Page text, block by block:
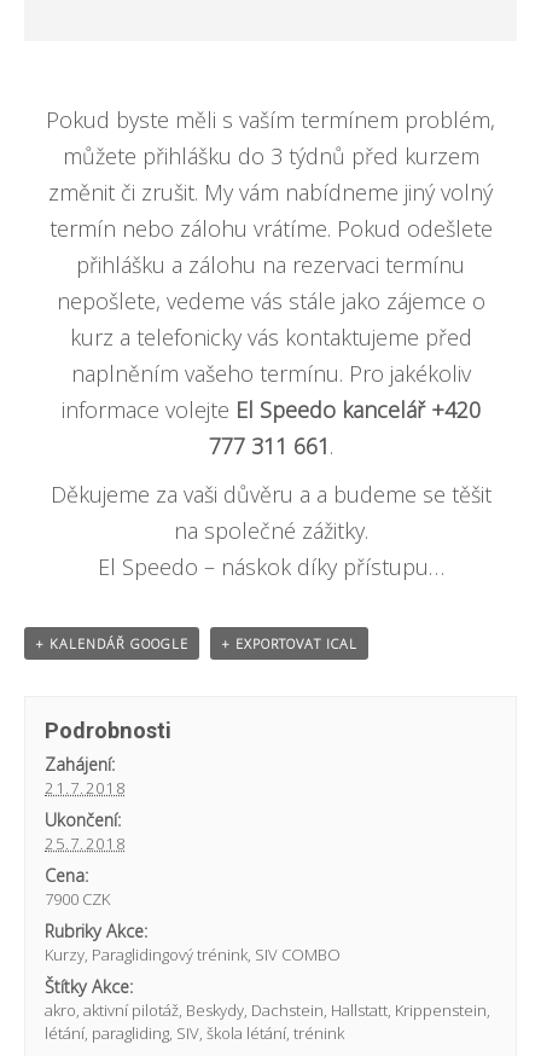
Pokud byste měli s vaším termínem problém,
můžete přihlášku do 3 týdnů před kurzem
změnit či zrušit. My vám nabídneme jiný volný
termín nebo zálohu vrátíme. Pokud odešlete
přihlášku a zálohu na rezervaci termínu
nepošlete, vedeme vás stále jako zájemce o
kurz a telefonicky vás kontaktujeme před
naplněním vašeho termínu. Pro jakékoliv
informace volejte El Speedo kancelář +420
777 311 661.
Děkujeme za vaši důvěru a a budeme se těšit
na společné zážitky.
El Speedo – náskok díky přístupu…
+ KALENDÁŘ GOOGLE + EXPORTOVAT ICAL
Podrobnosti
Zahájení:
21.7.2018
Ukončení:
25.7.2018
Cena:
7900 CZK
Rubriky Akce:
Kurzy, Paraglidingový trénink, SIV COMBO
Štítky Akce:
akro,aktivní pilotáž, Beskydy, Dachstein, Hallstatt, Krippenstein,
létání, paragliding, SIV,škola létání,trénink